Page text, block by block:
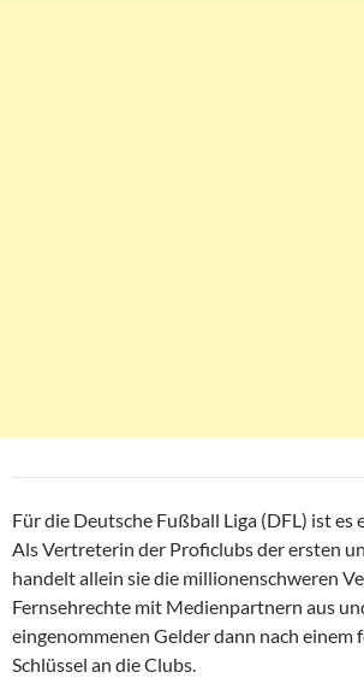
Für die Deutsche Fußball Liga (DFL) ist es
Als Vertreterin der Proficlubs der ersten
handelt allein sie die millionenschweren
Fernsehrechte mit Medienpartnern aus
eingenommenen Gelder dann nach einem
Schlüssel an die Clubs.